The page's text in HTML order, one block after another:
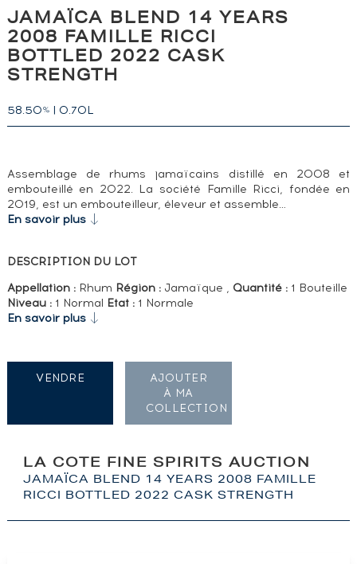
JAMAÏCA BLEND 14 YEARS
2008 FAMILLE RICCI
BOTTLED 2022 CASK
STRENGTH
58.50% | 0.70L
Assemblage de rhums jamaïcains distillé en 2008 et
embouteillé en 2022. La société Famille Ricci, fondée en
2019, est un embouteilleur, éleveur et assemble…
En savoir plus
DESCRIPTION DU LOT
Appellation :Rhum Région : Jamaïque , Quantité :1 Bouteille
Niveau :1 Normal Etat :1 Normale
En savoir plus
LA COTE FINE SPIRITS AUCTION
JAMAÏCA BLEND 14 YEARS 2008 FAMILLE
RICCI BOTTLED 2022 CASK STRENGTH
VENDRE
AJOUTER
À MA
COLLECTION